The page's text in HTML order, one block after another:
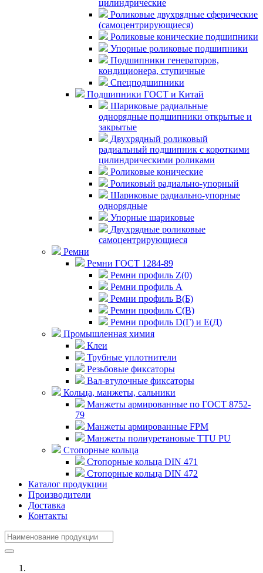
цилиндрические
Роликовые двухрядные сферические
(самоцентрирующиеся)
Роликовые конические подшипники
Упорные роликовые подшипники
Подшипники генераторов,
кондиционера, ступичные
Спецподшипники
Подшипники ГОСТ и Китай
Шариковые радиальные
однорядные подшипники открытые и
закрытые
Двухрядный роликовый
радиальный подшипник с короткими
цилиндрическими роликами
Роликовые конические
Роликовый радиально-упорный
Шариковые радиально-упорные
однорядные
Упорные шариковые
Двухрядные роликовые
самоцентрирующиеся
Ремни
Ремни ГОСТ 1284-89
Ремни профиль Z(0)
Ремни профиль А
Ремни профиль В(Б)
Ремни профиль С(В)
Ремни профиль D(Г) и E(Д)
Промышленная химия
Клеи
Трубные уплотнители
Резьбовые фиксаторы
Вал-втулочные фиксаторы
Кольца, манжеты, сальники
Манжеты армированные по ГОСТ 8752-
79
Манжеты армированные FPM
Манжеты полиуретановые TTU PU
Стопорные кольца
Стопорные кольца DIN 471
Стопорные кольца DIN 472
Каталог продукции
Производители
Доставка
Контакты